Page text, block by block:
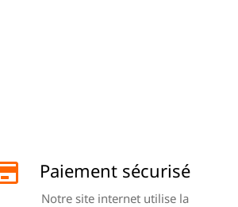
Paiement sécurisé
Notre site internet utilise la